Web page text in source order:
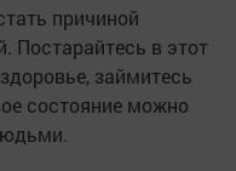
причиной
Постарайтесь в этот
займитесь
состояние можно